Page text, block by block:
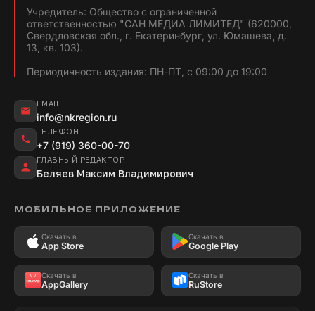
Учредитель: Общество с ограниченной
ответственностью "САН МЕДИА ЛИМИТЕД" (620000,
Свердловская обл., г. Екатеринбург, ул. Юмашева, д.
13, кв. 103).
Периодичность издания: ПН-ПТ, с 09:00 до 19:00
EMAIL
info@nkregion.ru
ТЕЛЕФОН
+7 (919) 360-00-70
ГЛАВНЫЙ РЕДАКТОР
Беляев Максим Владимирович
МОБИЛЬНОЕ ПРИЛОЖЕНИЕ
Скачать в
App Store
Скачать в
Google Play
Скачать в
AppGallery
Скачать в
RuStore